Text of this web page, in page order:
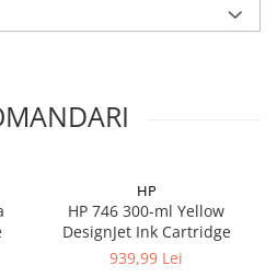
HP
HP 746 300-ml Yellow
DesignJet Ink Cartridge
939,99 Lei